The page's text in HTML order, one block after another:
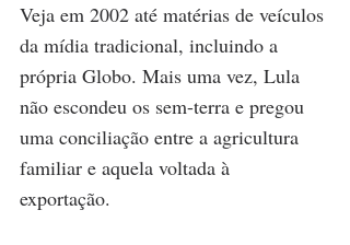
Veja em 2002 até matérias de veículos
da mídia tradicional, incluindo a
própria Globo. Mais uma vez, Lula
não escondeu os sem-terra e pregou
uma conciliação entre a agricultura
familiar e aquela voltada à
exportação.